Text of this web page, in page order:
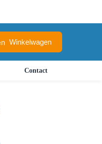
Winkelwagen
Contact